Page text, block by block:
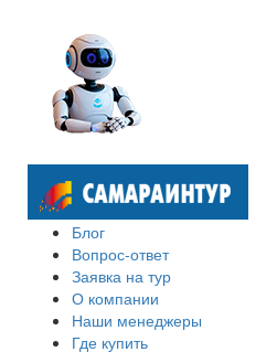
Блог
Вопрос-ответ
Заявка на тур
О компании
Наши менеджеры
Где купить